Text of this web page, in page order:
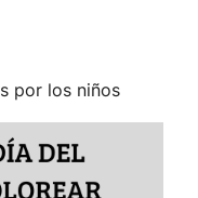
por los niños